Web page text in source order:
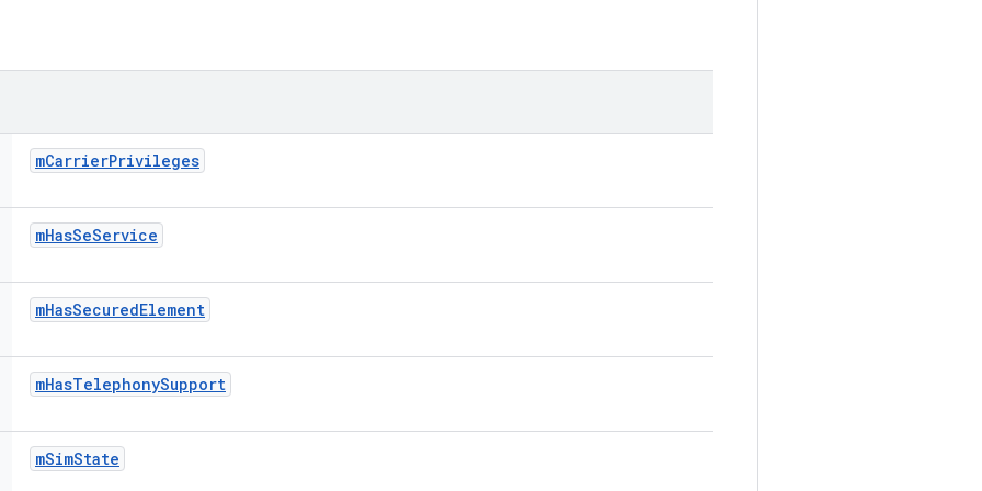
mCarrierPrivileges
mHasSeService
mHasSecuredElement
mHasTelephonySupport
mSimState